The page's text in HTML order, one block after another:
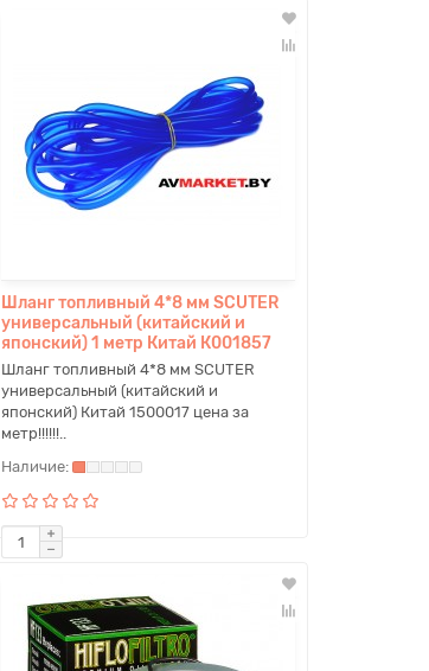
Шланг топливный 4*8 мм SCUTER
универсальный (китайский и
японский) 1 метр Китай К001857
Шланг топливный 4*8 мм SCUTER
универсальный (китайский и
японский) Китай 1500017 цена за
метр!!!!!!..